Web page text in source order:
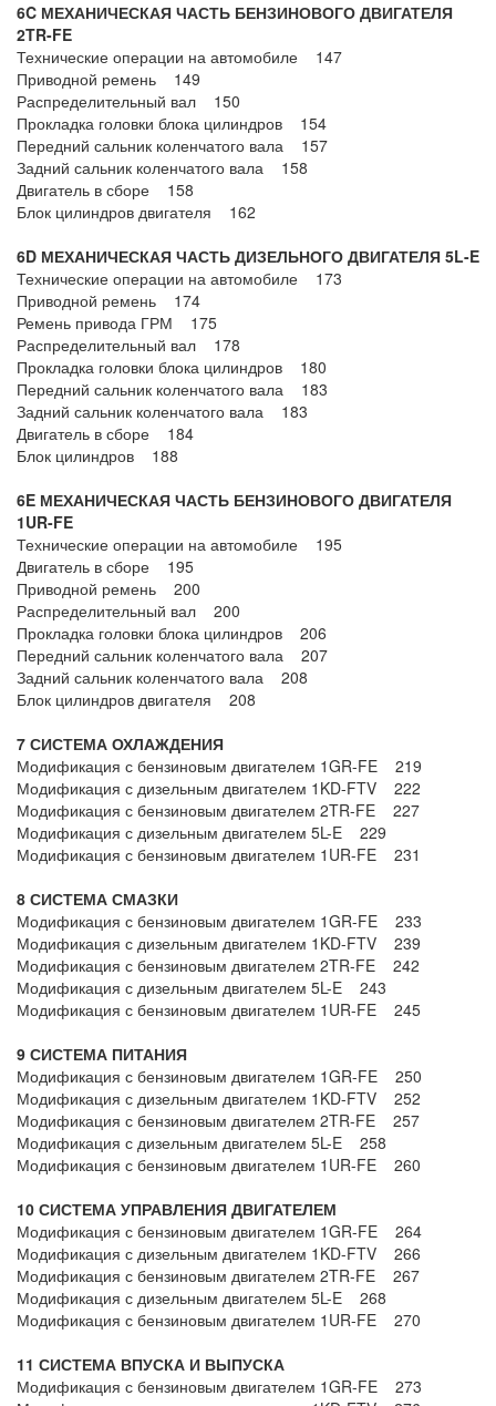
6C МЕХАНИЧЕСКАЯ ЧАСТЬ БЕНЗИНОВОГО ДВИГАТЕЛЯ
2TR-FE
Технические операции на автомобиле 147
Приводной ремень 149
Распределительный вал 150
Прокладка головки блока цилиндров 154
Передний сальник коленчатого вала 157
Задний сальник коленчатого вала 158
Двигатель в сборе 158
Блок цилиндров двигателя 162
6D МЕХАНИЧЕСКАЯ ЧАСТЬ ДИЗЕЛЬНОГО ДВИГАТЕЛЯ 5L-E
Технические операции на автомобиле 173
Приводной ремень 174
Ремень привода ГРМ 175
Распределительный вал 178
Прокладка головки блока цилиндров 180
Передний сальник коленчатого вала 183
Задний сальник коленчатого вала 183
Двигатель в сборе 184
Блок цилиндров 188
6E МЕХАНИЧЕСКАЯ ЧАСТЬ БЕНЗИНОВОГО ДВИГАТЕЛЯ
1UR-FE
Технические операции на автомобиле 195
Двигатель в сборе 195
Приводной ремень 200
Распределительный вал 200
Прокладка головки блока цилиндров 206
Передний сальник коленчатого вала 207
Задний сальник коленчатого вала 208
Блок цилиндров двигателя 208
7 СИСТЕМА ОХЛАЖДЕНИЯ
Модификация с бензиновым двигателем 1GR-FE 219
Модификация с дизельным двигателем 1KD-FTV 222
Модификация с бензиновым двигателем 2TR-FE 227
Модификация с дизельным двигателем 5L-E 229
Модификация с бензиновым двигателем 1UR-FE 231
8 СИСТЕМА СМАЗКИ
Модификация с бензиновым двигателем 1GR-FE 233
Модификация с дизельным двигателем 1KD-FTV 239
Модификация с бензиновым двигателем 2TR-FE 242
Модификация с дизельным двигателем 5L-E 243
Модификация с бензиновым двигателем 1UR-FE 245
9 СИСТЕМА ПИТАНИЯ
Модификация с бензиновым двигателем 1GR-FE 250
Модификация с дизельным двигателем 1KD-FTV 252
Модификация с бензиновым двигателем 2TR-FE 257
Модификация с дизельным двигателем 5L-E 258
Модификация с бензиновым двигателем 1UR-FE 260
10 СИСТЕМА УПРАВЛЕНИЯ ДВИГАТЕЛЕМ
Модификация с бензиновым двигателем 1GR-FE 264
Модификация с дизельным двигателем 1KD-FTV 266
Модификация с бензиновым двигателем 2TR-FE 267
Модификация с дизельным двигателем 5L-E 268
Модификация с бензиновым двигателем 1UR-FE 270
11 СИСТЕМА ВПУСКА И ВЫПУСКА
Модификация с бензиновым двигателем 1GR-FE 273